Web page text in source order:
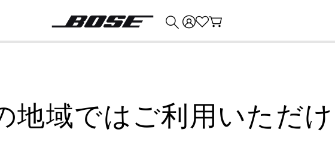
地域ではご利用いただ